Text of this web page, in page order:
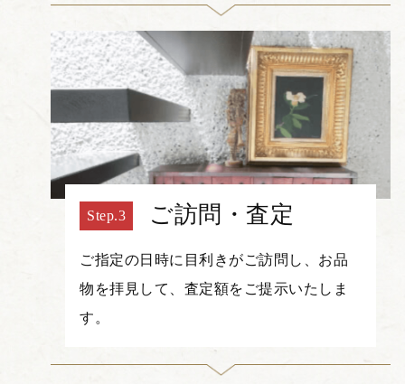
ご訪問・査定
ご指定の日時に目利きがご訪問し、お品
物を拝見して、査定額をご提示いたしま
す。